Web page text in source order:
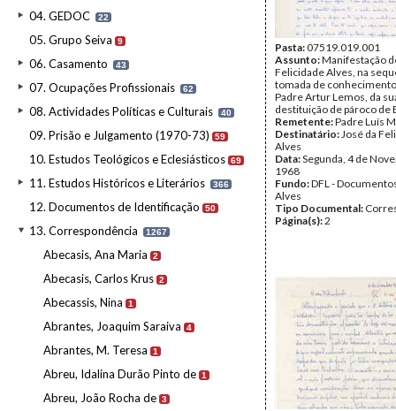
04. GEDOC 22
05. Grupo Seiva 9
06. Casamento 43
07. Ocupações Profissionais 62
08. Actividades Políticas e Culturais 40
09. Prisão e Julgamento (1970-73) 59
10. Estudos Teológicos e Eclesiásticos 69
11. Estudos Históricos e Literários 366
12. Documentos de Identificação 50
13. Correspondência 1267
Abecasis, Ana Maria 2
Abecasis, Carlos Krus 2
Abecassis, Nina 1
Abrantes, Joaquim Saraiva 4
Abrantes, M. Teresa 1
Abreu, Idalina Durão Pinto de 1
Abreu, João Rocha de 3
Pasta:07519.019.001
Assunto:Manifestação
Felicidade Alves, na
tomada de
Padre Artur Lemos, da
destituição de pároco de
Remetente:Padre Luís
Destinatário:José da
Alves
Data:Segunda, 4 de
1968
Fundo:DFL -
Alves
Tipo Documental:
Página(s):2